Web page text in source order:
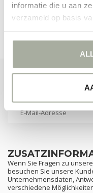
informatie die u aan
verzameld op basis
Wenn Sie Fragen zu
besuchen Sie unsere
Unternehmensdaten,
verschiedene
Bleibe auf dem